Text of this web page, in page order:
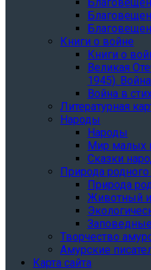
Книги о войне
Книги о
Великая
1945).
Война в
Литературная
Народы
Народы
Мир малых
Сказки
Природа родного
Природа
Животный и
Творчество
Амурские
Карта сайта